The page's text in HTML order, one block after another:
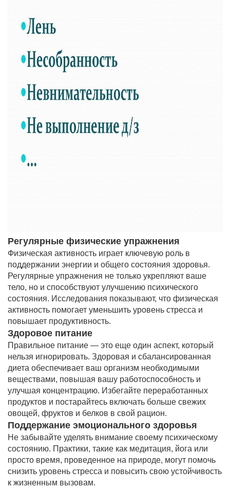
Регулярные физические упражнения
Физическая активность играет ключевую роль в
поддержании энергии и общего состояния здоровья.
Регулярные упражнения не только укрепляют ваше
тело, но и способствуют улучшению психического
состояния. Исследования показывают, что физическая
активность помогает уменьшить уровень стресса и
повышает продуктивность.
Здоровое питание
Правильное питание — это еще один аспект, который
нельзя игнорировать. Здоровая и сбалансированная
диета обеспечивает ваш организм необходимыми
веществами, повышая вашу работоспособность и
улучшая концентрацию. Избегайте переработанных
продуктов и постарайтесь включать больше свежих
овощей, фруктов и белков в свой рацион.
Поддержание эмоционального здоровья
Не забывайте уделять внимание своему психическому
состоянию. Практики, такие как медитация, йога или
просто время, проведенное на природе, могут помочь
снизить уровень стресса и повысить свою устойчивость
к жизненным вызовам.